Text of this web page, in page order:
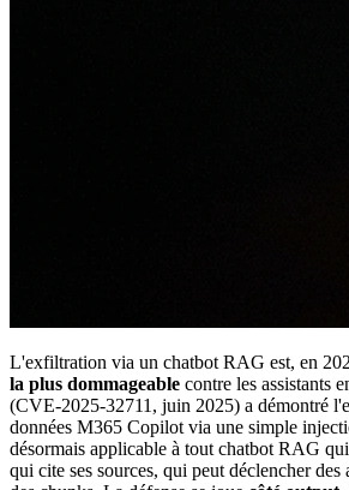
L'exfiltration via un chatbot RAG est, en
la plus dommageable contre les assistants
(CVE-2025-32711, juin 2025) a démontré
données M365 Copilot via une simple
désormais applicable à tout chatbot RAG
qui cite ses sources, qui peut déclencher